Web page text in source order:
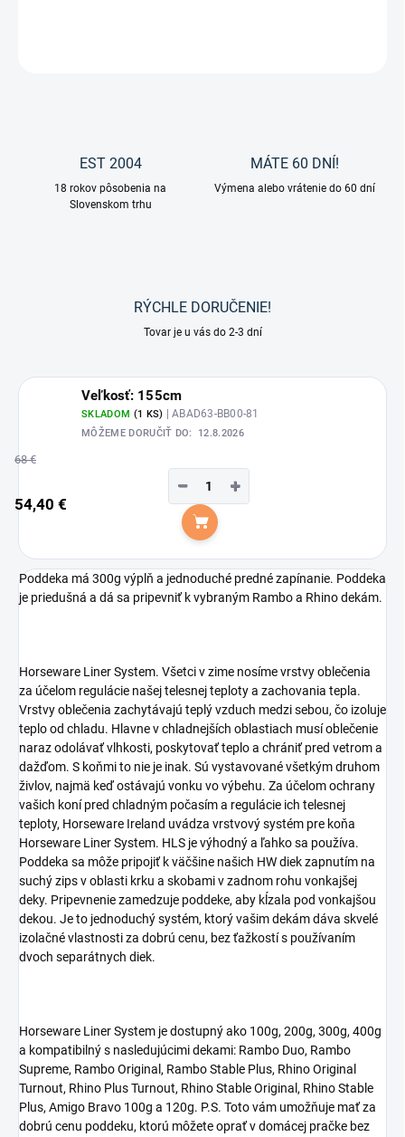
EST 2004
18 rokov pôsobenia na
Slovenskom trhu
MÁTE 60 DNÍ!
Výmena alebo vrátenie do 60 dní
RÝCHLE DORUČENIE!
Tovar je u vás do 2-3 dní
Veľkosť: 155cm
SKLADOM (1 KS) | ABAD63-BB00-81
MÔŽEME DORUČIŤ DO: 12.8.2026
68 €
54,40 €
+
−
Do košíka
Poddeka má 300g výplň a jednoduché predné zapínanie. Poddeka
je priedušná a dá sa pripevniť k vybraným Rambo a Rhino dekám.
Horseware Liner System. Všetci v zime nosíme vrstvy oblečenia
za účelom regulácie našej telesnej teploty a zachovania tepla.
Vrstvy oblečenia zachytávajú teplý vzduch medzi sebou, čo izoluje
teplo od chladu. Hlavne v chladnejších oblastiach musí oblečenie
naraz odolávať vlhkosti, poskytovať teplo a chrániť pred vetrom a
dažďom. S koňmi to nie je inak. Sú vystavované všetkým druhom
živlov, najmä keď ostávajú vonku vo výbehu. Za účelom ochrany
vašich koní pred chladným počasím a regulácie ich telesnej
teploty, Horseware Ireland uvádza vrstvový systém pre koňa
Horseware Liner System. HLS je výhodný a ľahko sa používa.
Poddeka sa môže pripojiť k väčšine našich HW diek zapnutím na
suchý zips v oblasti krku a skobami v zadnom rohu vonkajšej
deky. Pripevnenie zamedzuje poddeke, aby kĺzala pod vonkajšou
dekou. Je to jednoduchý systém, ktorý vašim dekám dáva skvelé
izolačné vlastnosti za dobrú cenu, bez ťažkostí s používaním
dvoch separátnych diek.
Horseware Liner System je dostupný ako 100g, 200g, 300g, 400g
a kompatibilný s nasledujúcimi dekami: Rambo Duo, Rambo
Supreme, Rambo Original, Rambo Stable Plus, Rhino Original
Turnout, Rhino Plus Turnout, Rhino Stable Original, Rhino Stable
Plus, Amigo Bravo 100g a 120g. P.S. Toto vám umožňuje mať za
dobrú cenu poddeku, ktorú môžete oprať v domácej pračke bez